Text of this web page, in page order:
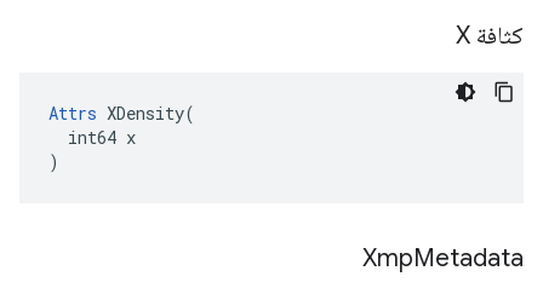
كثافة X
Attrs XDensity(
  int64 x
)
XmpMetadata